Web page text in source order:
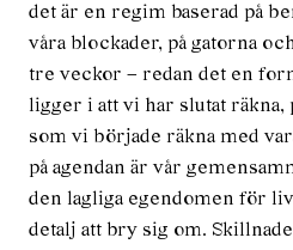
det är en regim baserad på
våra blockader, på gatorna
tre veckor – redan det en
ligger i att vi har slutat
som vi började räkna med
på agendan är vår
den lagliga egendomen för
detalj att bry sig om.